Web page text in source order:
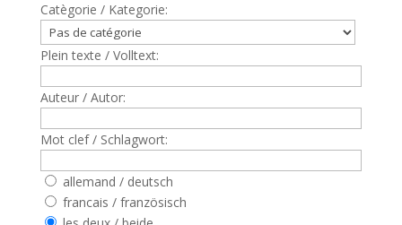
Catègorie / Kategorie:
Plein texte / Volltext:
Auteur / Autor:
Mot clef / Schlagwort:
allemand / deutsch
francais / französisch